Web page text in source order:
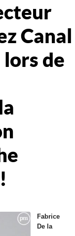
Canal
de
Fabrice
De la